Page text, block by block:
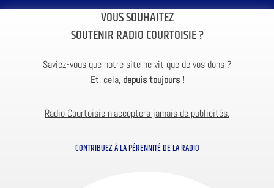
VOUS SOUHAITEZ
SOUTENIR RADIO COURTOISIE ?
Saviez-vous que notre site ne vit que de vos dons ?
Et, cela, depuis toujours !
Radio Courtoisie n’acceptera jamais de publicités.
CONTRIBUEZ À LA PÉRENNITÉ DE LA RADIO